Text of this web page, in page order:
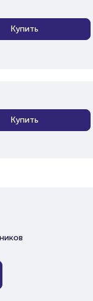
Купить
Купить